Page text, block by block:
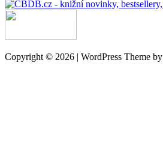
Copyright © 2026 | WordPress Theme by